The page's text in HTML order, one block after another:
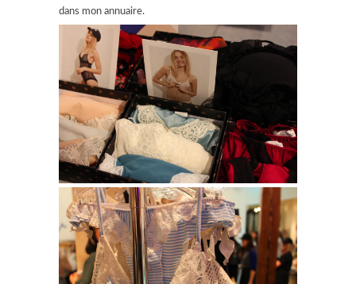
dans mon annuaire.